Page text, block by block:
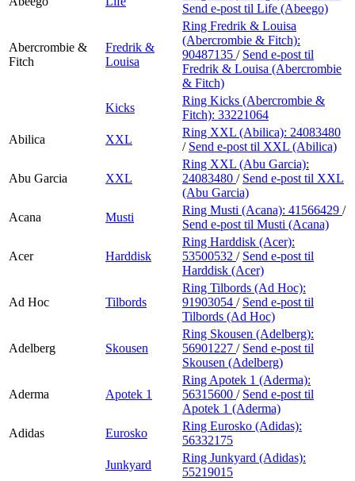
Send e-post til Life (Abeego)
Abercrombie &
Fitch
Fredrik &
Louisa
Ring Fredrik & Louisa
(Abercrombie & Fitch):
90487135 / Send e-post til
Fredrik & Louisa (Abercrombie
& Fitch)
Kicks
Ring Kicks (Abercrombie &
Fitch): 33221064
Abilica
XXL
Ring XXL (Abilica): 24083480
/ Send e-post til XXL (Abilica)
Abu Garcia XXL
Ring XXL (Abu Garcia):
24083480 / Send e-post til XXL
(Abu Garcia)
Acana
Musti
Ring Musti (Acana): 41566429 /
Send e-post til Musti (Acana)
Acer Harddisk
Ring Harddisk (Acer):
53500532 / Send e-post til
Harddisk (Acer)
Ad Hoc Tilbords
Ring Tilbords (Ad Hoc):
91903054 / Send e-post til
Tilbords (Ad Hoc)
Adelberg Skousen
Ring Skousen (Adelberg):
56901227 / Send e-post til
Skousen (Adelberg)
Aderma Apotek 1
Ring Apotek 1 (Aderma):
56315600 / Send e-post til
Apotek 1 (Aderma)
Adidas
Eurosko
Ring Eurosko (Adidas):
56332175
Junkyard
Ring Junkyard (Adidas):
55219015